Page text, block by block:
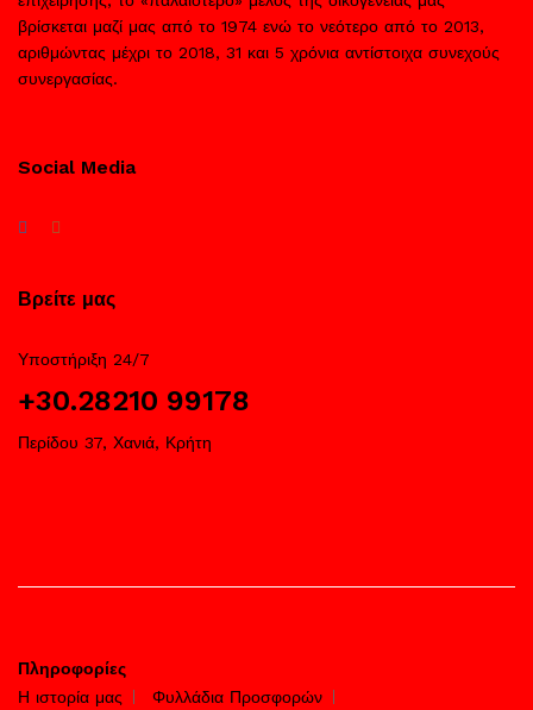
βρίσκεται μαζί μας από το 1974 ενώ το νεότερο από το 2013,
αριθμώντας μέχρι το 2018, 31 και 5 χρόνια αντίστοιχα συνεχούς
συνεργασίας.
Social Media
Βρείτε μας
Υποστήριξη 24/7
+30.28210 99178
Περίδου 37, Χανιά, Κρήτη
Πληροφορίες
Η ιστορία μας
Φυλλάδια Προσφορών